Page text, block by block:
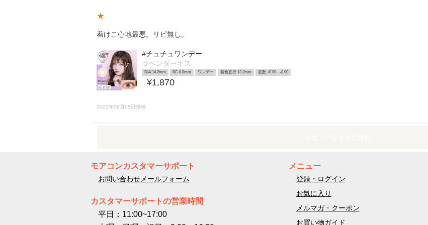
★
着けこ心地最悪。リピ無し。
#チュチュワンデー
ラベンダーキス
DIA 14.2mm BC 8.8mm ワンデー 着色直径 13.2mm 度数 ±0.00~ -8.00
¥1,870
2021年06月05日投稿
モアコンカスタマーサポート
お問い合わせメールフォーム
カスタマーサポートの営業時間
平日：11:00~17:00
メニュー
登録・ログイン
お気に入り
メルマガ・クーポン
お買い物ガイド